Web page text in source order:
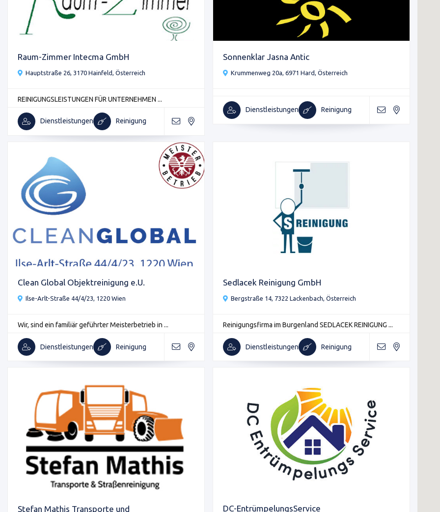
Raum-Zimmer Intecma GmbH
Hauptstraße 26, 3170 Hainfeld, Österreich
REINIGUNGSLEISTUNGEN FÜR UNTERNEHMEN ...
Dienstleistungen Reinigung
Sonnenklar Jasna Antic
Krummenweg 20a, 6971 Hard, Österreich
Dienstleistungen Reinigung
Clean Global Objektreinigung e.U.
Ilse-Arlt-Straße 44/4/23, 1220 Wien
Wir, sind ein familiär geführter Meisterbetrieb in ...
Dienstleistungen Reinigung
Sedlacek Reinigung GmbH
Bergstraße 14, 7322 Lackenbach, Österreich
Reinigungsfirma im Burgenland SEDLACEK REINIGUNG ...
Dienstleistungen Reinigung
Stefan Mathis Transporte und DC-EntrümpelungsService